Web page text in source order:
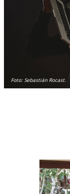
Foto: Sebastián Rocast.